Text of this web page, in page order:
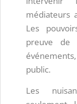
médiateurs
Les
preuve de
public.
Les